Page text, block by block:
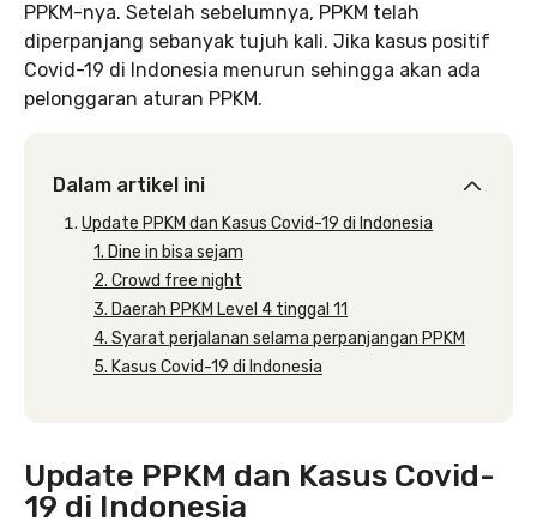
PPKM-nya. Setelah sebelumnya, PPKM telah
diperpanjang sebanyak tujuh kali. Jika kasus positif
Covid-19 di Indonesia menurun sehingga akan ada
pelonggaran aturan PPKM.
Dalam artikel ini
Update PPKM dan Kasus Covid-19 di Indonesia
1. Dine in bisa sejam
2. Crowd free night
3. Daerah PPKM Level 4 tinggal 11
4. Syarat perjalanan selama perpanjangan PPKM
5. Kasus Covid-19 di Indonesia
Update PPKM dan Kasus Covid-
19 di Indonesia